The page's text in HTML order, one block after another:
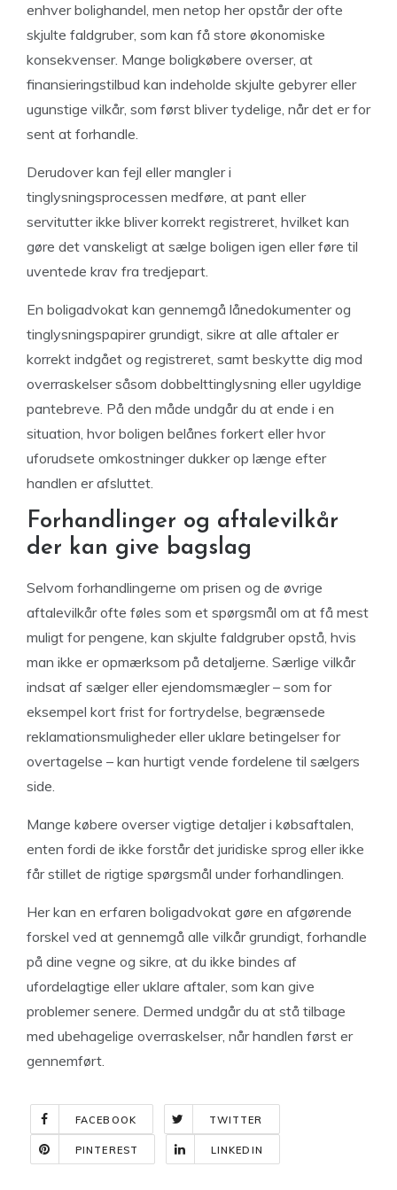
enhver bolighandel, men netop her opstår der ofte
skjulte faldgruber, som kan få store økonomiske
konsekvenser. Mange boligkøbere overser, at
finansieringstilbud kan indeholde skjulte gebyrer eller
ugunstige vilkår, som først bliver tydelige, når det er for
sent at forhandle.
Derudover kan fejl eller mangler i
tinglysningsprocessen medføre, at pant eller
servitutter ikke bliver korrekt registreret, hvilket kan
gøre det vanskeligt at sælge boligen igen eller føre til
uventede krav fra tredjepart.
En boligadvokat kan gennemgå lånedokumenter og
tinglysningspapirer grundigt, sikre at alle aftaler er
korrekt indgået og registreret, samt beskytte dig mod
overraskelser såsom dobbelttinglysning eller ugyldige
pantebreve. På den måde undgår du at ende i en
situation, hvor boligen belånes forkert eller hvor
uforudsete omkostninger dukker op længe efter
handlen er afsluttet.
Forhandlinger og aftalevilkår
der kan give bagslag
Selvom forhandlingerne om prisen og de øvrige
aftalevilkår ofte føles som et spørgsmål om at få mest
muligt for pengene, kan skjulte faldgruber opstå, hvis
man ikke er opmærksom på detaljerne. Særlige vilkår
indsat af sælger eller ejendomsmægler – som for
eksempel kort frist for fortrydelse, begrænsede
reklamationsmuligheder eller uklare betingelser for
overtagelse – kan hurtigt vende fordelene til sælgers
side.
Mange købere overser vigtige detaljer i købsaftalen,
enten fordi de ikke forstår det juridiske sprog eller ikke
får stillet de rigtige spørgsmål under forhandlingen.
Her kan en erfaren boligadvokat gøre en afgørende
forskel ved at gennemgå alle vilkår grundigt, forhandle
på dine vegne og sikre, at du ikke bindes af
ufordelagtige eller uklare aftaler, som kan give
problemer senere. Dermed undgår du at stå tilbage
med ubehagelige overraskelser, når handlen først er
gennemført.
FACEBOOK TWITTER
PINTEREST LINKEDIN